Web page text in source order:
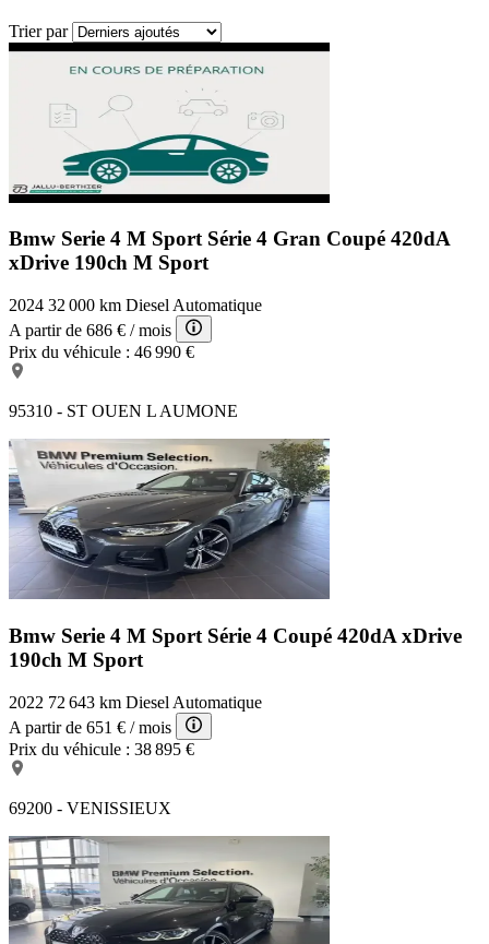
Trier par
Bmw Serie 4 M Sport Série 4 Gran Coupé 420dA
xDrive 190ch M Sport
2024 32 000 km Diesel Automatique
A partir de 686 € / mois
Prix du véhicule : 46 990 €
95310 - ST OUEN L AUMONE
Bmw Serie 4 M Sport Série 4 Coupé 420dA xDrive
190ch M Sport
2022 72 643 km Diesel Automatique
A partir de 651 € / mois
Prix du véhicule : 38 895 €
69200 - VENISSIEUX